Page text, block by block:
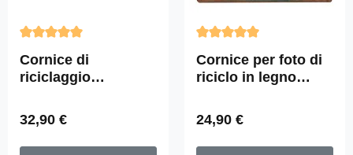
Valutazione media di 5 su 5 stelle
Cornice di
riciclaggio
A4", 43 cm x 34 cm
Prezzo normale:
32,90 €
Valutazione media di 5 su
Cornice per foto di
riciclo in legno
Fino", 28cm x 28cm
Prezzo normale:
24,90 €